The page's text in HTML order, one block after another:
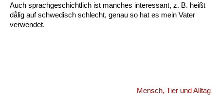
Auch sprachgeschichtlich ist manches interessant, z. B. heißt
dålig auf schwedisch schlecht, genau so hat es mein Vater
verwendet.
Mensch, Tier und Alltag